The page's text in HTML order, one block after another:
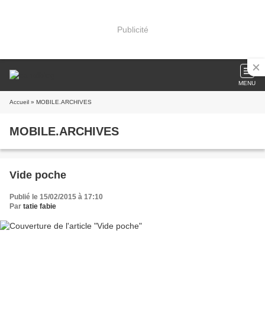
Publicité
MENU
Accueil » MOBILE.ARCHIVES
MOBILE.ARCHIVES
Vide poche
Publié le 15/02/2015 à 17:10
Par tatie fabie